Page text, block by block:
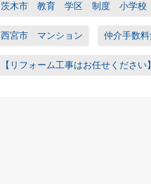
茨木市 教育 学区 制度 小学
西宮市 マンション 仲介手数
【リフォーム工事はお任せください】